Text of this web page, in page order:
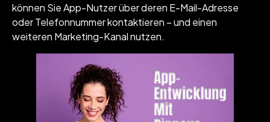
können Sie App-Nutzer über deren E-Mail-Adresse
oder Telefonnummer kontaktieren – und einen
weiteren Marketing-Kanal nutzen.